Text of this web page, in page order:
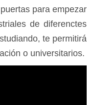
para empezar
de diferenctes
te permitirá
o universitarios.